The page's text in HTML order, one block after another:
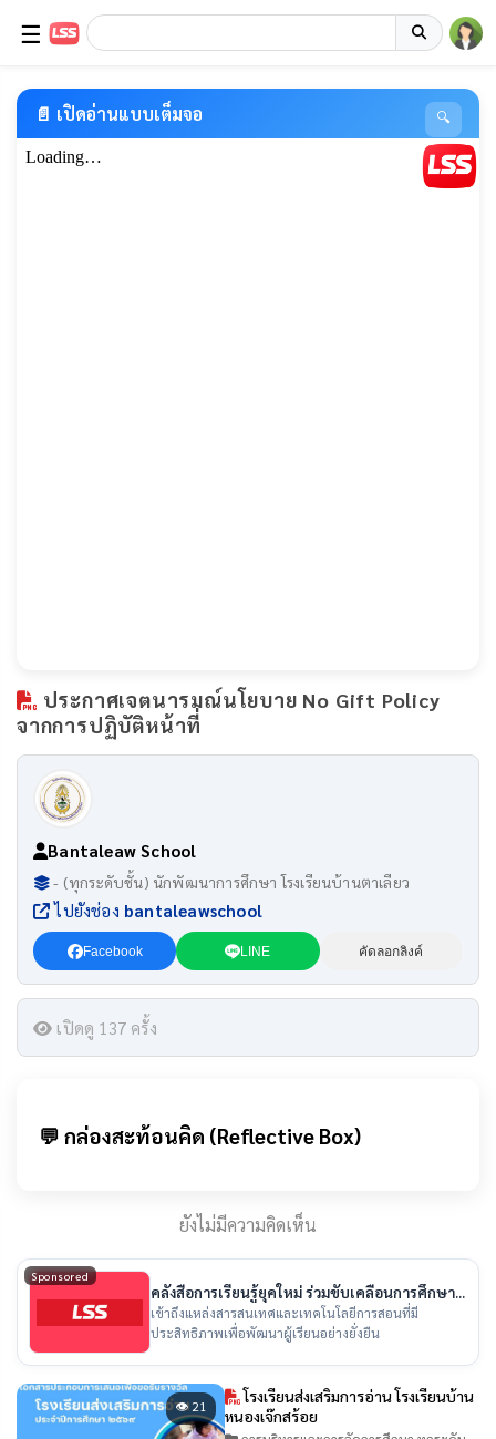
☰
📄 เปิดอ่านแบบเต็มจอ 🔍
ประกาศเจตนารมณ์นโยบาย No Gift Policy
จากการปฏิบัติหน้าที่
Bantaleaw School
- (ทุกระดับชั้น) นักพัฒนาการศึกษา โรงเรียนบ้านตาเลียว
ไปยังช่อง bantaleawschool
Facebook LINE คัดลอกลิงค์
เปิดดู 137 ครั้ง
💬 กล่องสะท้อนคิด (Reflective Box)
ยังไม่มีความคิดเห็น
Sponsored
คลังสื่อการเรียนรู้ยุคใหม่ ร่วมขับเคลื่อนการศึกษา
ไทย
เข้าถึงแหล่งสารสนเทศและเทคโนโลยีการสอนที่มี
ประสิทธิภาพเพื่อพัฒนาผู้เรียนอย่างยั่งยืน
👁 21
โรงเรียนส่งเสริมการอ่าน โรงเรียนบ้าน
หนองเจ๊กสร้อย